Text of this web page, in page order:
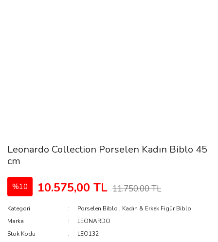
Leonardo Collection Porselen Kadın Biblo 45
cm
%10 10.575,00 TL 11.750,00 TL
Kategori Porselen Biblo , Kadın & Erkek Figür Biblo
Marka
LEONARDO
Stok Kodu
LEO132